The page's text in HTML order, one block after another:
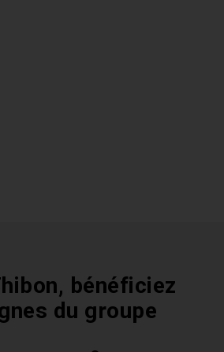
bénéficiez
du groupe